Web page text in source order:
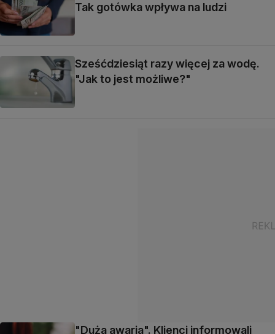
Tak gotówka wpływa na ludzi
Sześćdziesiąt razy więcej za wodę.
"Jak to jest możliwe?"
"Duża awaria". Klienci informowali